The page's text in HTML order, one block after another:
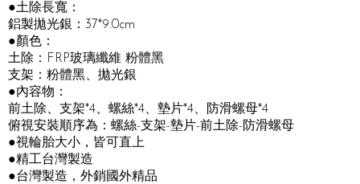
●土除長寬：
鋁製拋光銀：37*9.0cm
●顏色：
土除：FRP玻璃纖維 粉體黑
支架：粉體黑、拋光銀
●內容物：
前土除、支架*4、螺絲*4、墊片*4、防滑螺母*4
俯視安裝順序為：螺絲-支架-墊片-前土除-防滑螺母
●視輪胎大小，皆可直上
●精工台灣製造
●台灣製造，外銷國外精品